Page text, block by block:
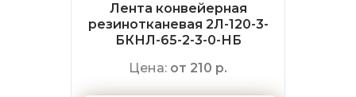
Лента конвейерная
резинотканевая 2Л-120-3-
БКНЛ-65-2-3-0-НБ
Цена: от 210 р.